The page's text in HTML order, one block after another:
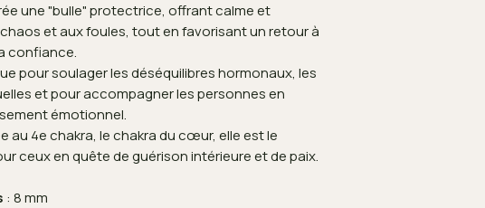
une "bulle" protectrice, offrant calme et
et aux foules, tout en favorisant un retour à
confiance.
pour soulager les déséquilibres hormonaux, les
et pour accompagner les personnes en
émotionnel.
au 4e chakra, le chakra du cœur, elle est le
ceux en quête de guérison intérieure et de paix.
: 8 mm